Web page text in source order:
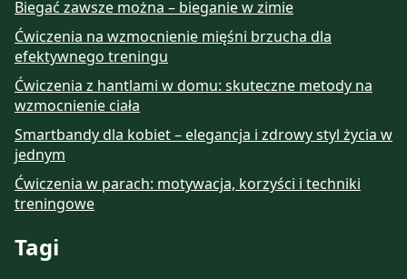
Biegać zawsze można – bieganie w zimie
Ćwiczenia na wzmocnienie mięśni brzucha dla
efektywnego treningu
Ćwiczenia z hantlami w domu: skuteczne metody na
wzmocnienie ciała
Smartbandy dla kobiet – elegancja i zdrowy styl życia w
jednym
Ćwiczenia w parach: motywacja, korzyści i techniki
treningowe
Tagi